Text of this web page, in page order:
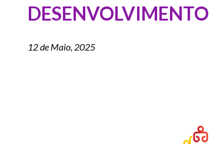
12 de Maio, 2025